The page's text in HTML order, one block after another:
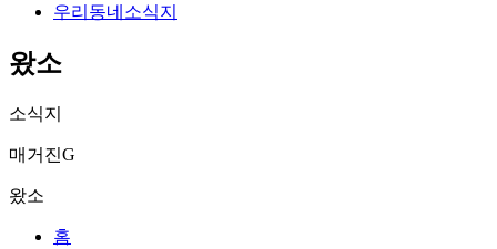
우리동네소식지
왔소
소식지
매거진G
왔소
홈